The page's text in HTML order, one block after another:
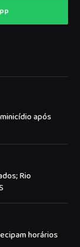
após
Rio
horários